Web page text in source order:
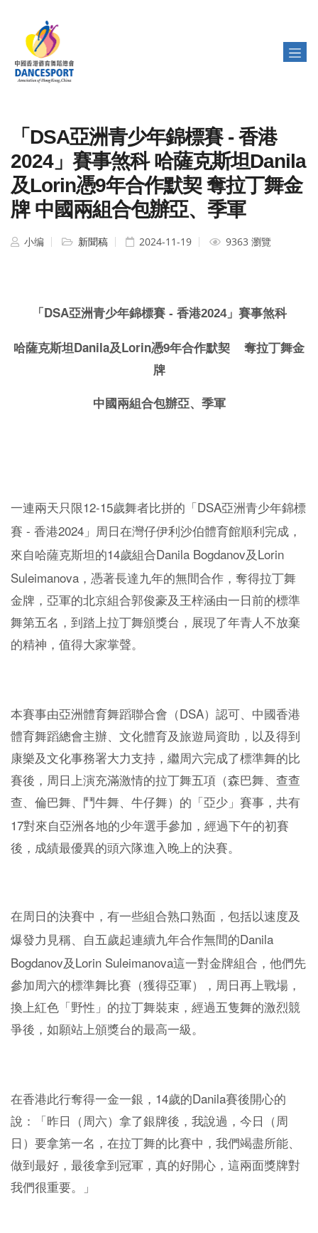
「DSA亞洲青少年錦標賽 - 香港
2024」賽事煞科 哈薩克斯坦Danila
及Lorin憑9年合作默契 奪拉丁舞金
牌 中國兩組合包辦亞、季軍
小编 新聞稿 2024-11-19 9363 瀏覽
「 DSA亞洲青少年錦標賽 - 香港2024」賽事煞科
哈薩克斯坦Danila及Lorin憑9年合作默契 奪拉丁舞金
牌
中國兩組合包辦亞、季軍
一連兩天只限12-15歲舞者比拼的「 DSA亞洲青少年錦標
賽 - 香港2024 」周日在灣仔伊利沙伯體育館順利完成，
來自哈薩克斯坦的14歲組合Danila Bogdanov及 Lorin
Suleimanova ，憑著長達九年的無間合作，奪得拉丁舞
金牌，亞軍的北京組合郭俊豪及王梓涵由一日前的標準
舞第五名，到踏上拉丁舞頒獎台，展現了年青人不放棄
的精神，值得大家掌聲。
本賽事由亞洲體育舞蹈聯合會（DSA）認可、中國香港
體育舞蹈總會主辦、文化體育及旅遊局資助，以及得到
康樂及文化事務署大力支持，繼周六完成了標準舞的比
賽後，周日上演充滿激情的拉丁舞五項（森巴舞、查查
查、倫巴舞、鬥牛舞、牛仔舞）的「亞少」賽事，共有
17對來自亞洲各地的少年選手參加，經過下午的初賽
後，成績最優異的頭六隊進入晚上的決賽。
在周日的決賽中，有一些組合熟口熟面，包括以速度及
爆發力見稱、自五歲起連續九年合作無間的Danila
Bogdanov及 Lorin Suleimanova這一對金牌組合，他們先
參加周六的標準舞比賽（獲得亞軍），周日再上戰場，
換上紅色「野性」的拉丁舞裝束，經過五隻舞的激烈競
爭後，如願站上頒獎台的最高一級。
在香港此行奪得一金一銀， 14歲的Danila賽後開心的
說：「昨日（周六）拿了銀牌後，我說過，今日（周
日）要拿第一名，在拉丁舞的比賽中，我們竭盡所能、
做到最好，最後拿到冠軍，真的好開心，這兩面獎牌對
我們很重要。」